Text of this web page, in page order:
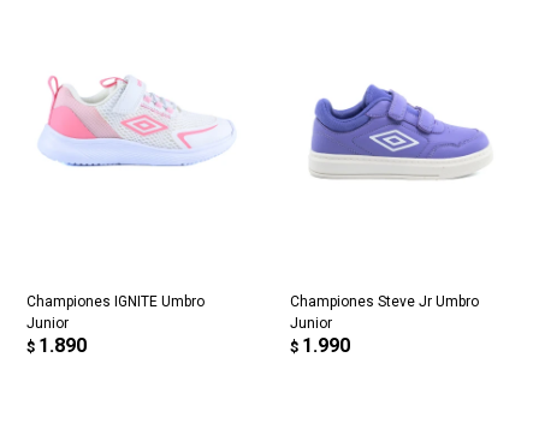
Championes IGNITE Umbro
Junior
$ 1.890
Championes Steve Jr Umbro
Junior
$ 1.990